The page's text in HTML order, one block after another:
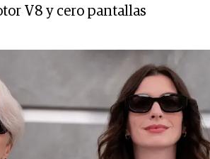
V8 y cero pantallas